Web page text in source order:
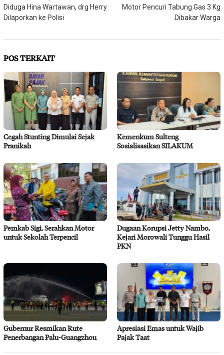
pos
Diduga Hina Wartawan, drg Herry
Dilaporkan ke Polisi
Motor Pencuri Tabung Gas 3 Kg
Dibakar Warga
POS TERKAIT
Cegah Stunting Dimulai Sejak
Pranikah
Kemenkum Sulteng
Sosialisasikan SILAKUM
Pemkab Sigi, Serahkan Motor
untuk Sekolah Terpencil
Dugaan Korupsi Jetty Nambo,
Kejari Morowali Tunggu Hasil
PKN
Gubernur Resmikan Rute
Penerbangan Palu-Guangzhou
Apresiasi Emas untuk Wajib
Pajak Taat